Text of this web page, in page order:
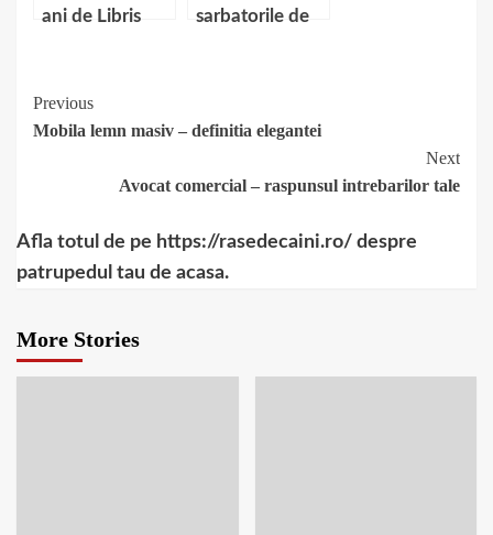
ani de Libris
sarbatorile de
Continue
Reading
Previous
Mobila lemn masiv – definitia elegantei
Next
Avocat comercial – raspunsul intrebarilor tale
Afla totul de pe https://rasedecaini.ro/ despre
patrupedul tau de acasa.
More Stories